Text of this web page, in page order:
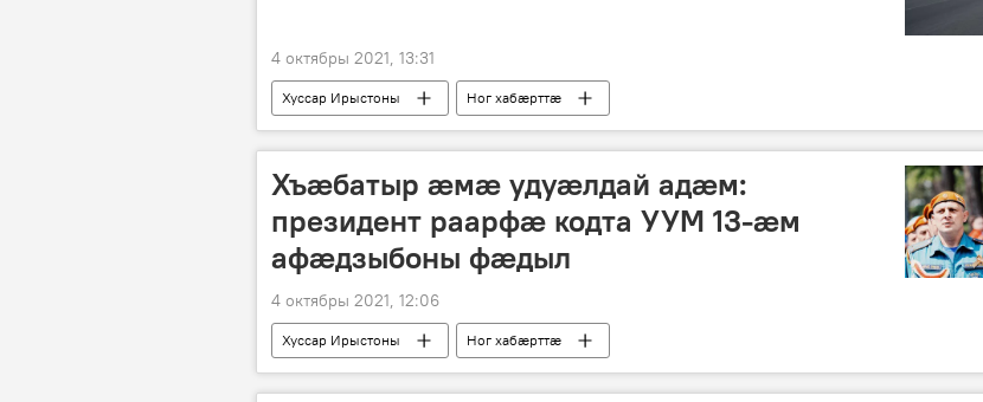
4 октябры 2021, 13:31
Хуссар Ирыстоны Ног хабӕрттӕ
Хъӕбатыр ӕмӕ удуӕлдай адӕм:
президент раарфӕ кодта УУМ 13-ӕм
афӕдзыбоны фӕдыл
4 октябры 2021, 12:06
Хуссар Ирыстоны Ног хабӕрттӕ